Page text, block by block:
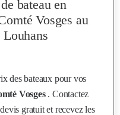
bateau en
Vosges au
Louhans
des bateaux pour vos
Vosges . Contactez
gratuit et recevez les